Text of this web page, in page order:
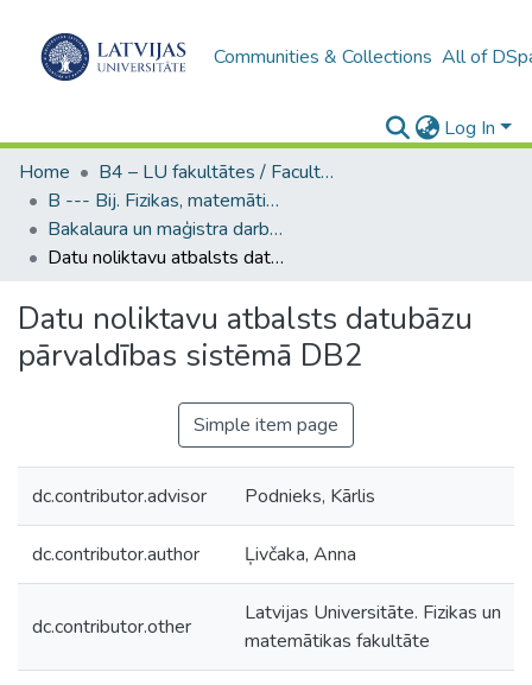
Communities & Collections All of
Log In
Home
B4 – LU fakultātes / Faculties of the UL
B --- Bij. Fizikas, matemātikas un optometrijas fakultātes studentu noslēguma darbi / Faculty of Physics, Mathematics and Optometry - Graduate works
Bakalaura un maģistra darbi (FMOF) / Bachelor's and Master's theses
Datu noliktavu atbalsts datubāzu pārvaldības sistēmā DB2
Datu noliktavu atbalsts datubāzu
pārvaldības sistēmā DB2
Simple item page
dc.contributor.advisor Podnieks, Kārlis
dc.contributor.author Ļivčaka, Anna
dc.contributor.other
Latvijas Universitāte. Fizikas un
matemātikas fakultāte